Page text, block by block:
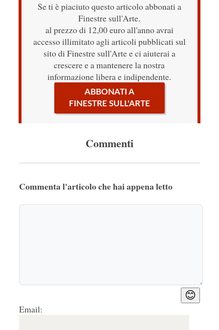
Se ti è piaciuto questo articolo abbonati a
Finestre sull'Arte.
al prezzo di 12,00 euro all'anno avrai
accesso illimitato agli articoli pubblicati sul
sito di Finestre sull'Arte e ci aiuterai a
crescere e a mantenere la nostra
informazione libera e indipendente.
ABBONATI A
FINESTRE SULL'ARTE
Commenti
Commenta l'articolo che hai appena letto
😊
Email: